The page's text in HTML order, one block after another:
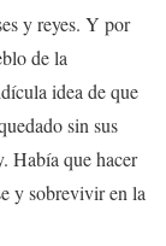
y reyes. Y por
de la
idea de que
sin sus
Había que hacer
y sobrevivir en la